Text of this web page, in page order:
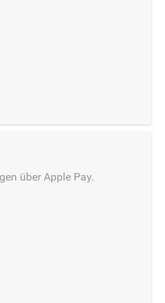
über Apple Pay.